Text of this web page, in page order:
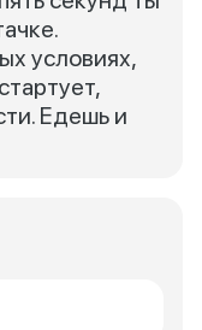
условиях,
Едешь и